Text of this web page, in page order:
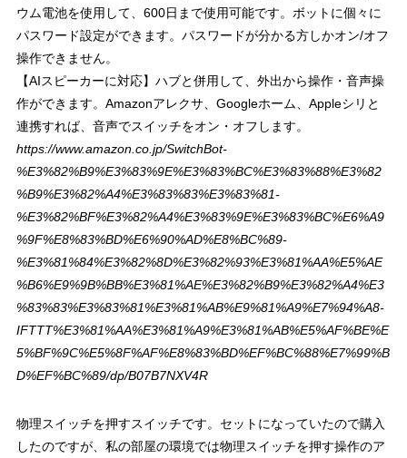
ウム電池を使用して、600日まで使用可能です。ボットに個々に
パスワード設定ができます。パスワードが分かる方しかオン/オフ
操作できません。
【AIスピーカーに対応】ハブと併用して、外出から操作・音声操
作ができます。Amazonアレクサ、Googleホーム、Appleシリと
連携すれば、音声でスイッチをオン・オフします。
https://www.amazon.co.jp/SwitchBot-
%E3%82%B9%E3%83%9E%E3%83%BC%E3%83%88%E3%82
%B9%E3%82%A4%E3%83%83%E3%83%81-
%E3%82%BF%E3%82%A4%E3%83%9E%E3%83%BC%E6%A9
%9F%E8%83%BD%E6%90%AD%E8%BC%89-
%E3%81%84%E3%82%8D%E3%82%93%E3%81%AA%E5%AE
%B6%E9%9B%BB%E3%81%AE%E3%82%B9%E3%82%A4%E3
%83%83%E3%83%81%E3%81%AB%E9%81%A9%E7%94%A8-
IFTTT%E3%81%AA%E3%81%A9%E3%81%AB%E5%AF%BE%E
5%BF%9C%E5%8F%AF%E8%83%BD%EF%BC%88%E7%99%B
D%EF%BC%89/dp/B07B7NXV4R
物理スイッチを押すスイッチです。セットになっていたので購入
したのですが、私の部屋の環境では物理スイッチを押す操作のア